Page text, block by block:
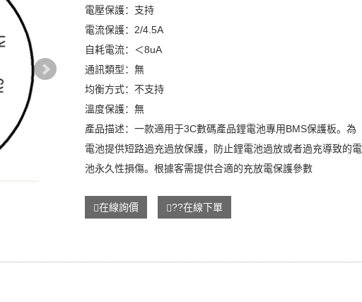
電壓保護：支持
電流保護：2/4.5A
自耗電流：＜8uA
通訊類型：無
均衡方式：不支持
溫度保護：無
產品描述：一款適用于3C數碼產品鋰電池專用BMS保護板。為
電池提供短路過充過放保護，防止鋰電池過放或者過充導致的電
池永久性損傷。根據客需提供合適的充放電保護參數
在線詢價 ??在線下單